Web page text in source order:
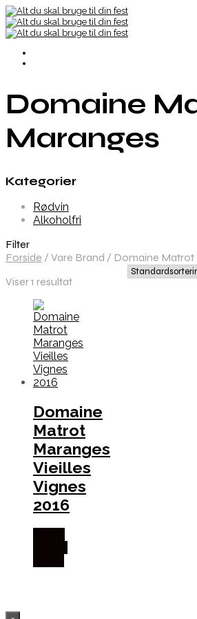
Domaine
Maranges
Kategorier
Rødvin
Alkoholfri
Filter
Forside / Vare Brand / Domaine Matrot
Viser 1 resultat
Domaine
Matrot
Maranges
Vieilles
Vignes
2016